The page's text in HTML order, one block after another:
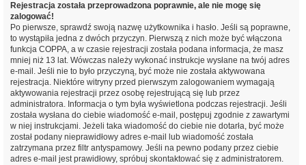
Rejestracja została przeprowadzona poprawnie, ale nie mogę się
zalogować!
Po pierwsze, sprawdź swoją nazwę użytkownika i hasło. Jeśli są poprawne,
to wystąpiła jedna z dwóch przyczyn. Pierwszą z nich może być włączona
funkcja COPPA, a w czasie rejestracji została podana informacja, że masz
mniej niż 13 lat. Wówczas należy wykonać instrukcje wysłane na twój adres
e-mail. Jeśli nie to było przyczyną, być może nie została aktywowana
rejestracja. Niektóre witryny przed pierwszym zalogowaniem wymagają
aktywowania rejestracji przez osobę rejestrującą się lub przez
administratora. Informacja o tym była wyświetlona podczas rejestracji. Jeśli
została wysłana do ciebie wiadomość e-mail, postępuj zgodnie z zawartymi
w niej instrukcjami. Jeżeli taka wiadomość do ciebie nie dotarła, być może
został podany nieprawidłowy adres e-mail lub wiadomość została
zatrzymana przez filtr antyspamowy. Jeśli na pewno podany przez ciebie
adres e-mail jest prawidłowy, spróbuj skontaktować się z administratorem.